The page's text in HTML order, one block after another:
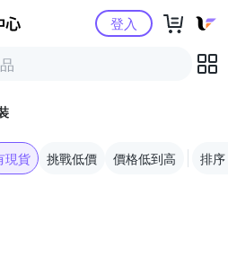
Yahoo購物中心登入
現貨 挑戰低價 價格低到高 排序